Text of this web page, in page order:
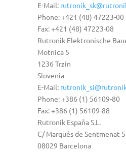
E-Mail:
Phone: +421 (48) 47223-00
Fax: +421 (48) 47223-08
Rutronik Elektronische
Motnica 5
1236 Trzin
Slovenia
E-Mail:
Phone: +386 (1) 56109-80
Fax: +386 (1) 56109-88
Rutronik España S.L.
C/ Marqués de Sentmenat
08029 Barcelona